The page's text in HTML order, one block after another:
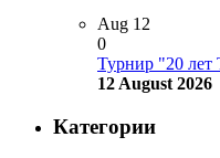
Aug 12
0
Турнир "20 лет
12 August 2026
Категории